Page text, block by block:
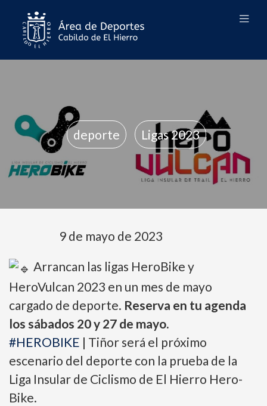
deporte Ligas 2023
9 de mayo de 2023
Arrancan las ligas HeroBike y
HeroVulcan 2023 en un mes de mayo
cargado de deporte. Reserva en tu agenda
los sábados 20 y 27 de mayo.
#HEROBIKE | Tiñor será el próximo
escenario del deporte con la prueba de la
Liga Insular de Ciclismo de El Hierro Hero-
Bike.